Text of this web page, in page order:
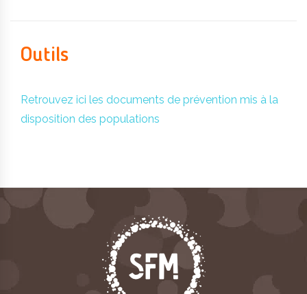
Outils
Retrouvez ici les documents de prévention mis à la
disposition des populations